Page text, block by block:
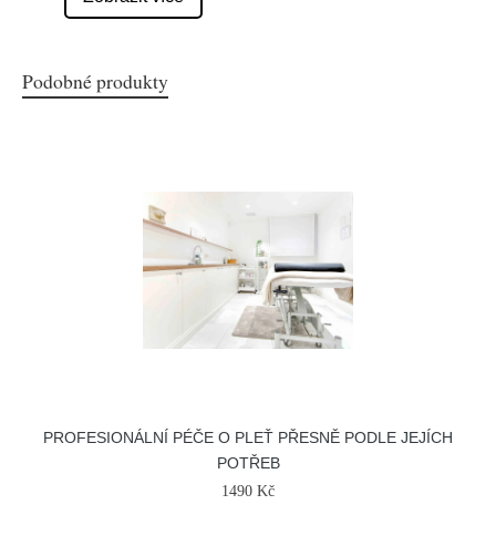
Podobné produkty
PROFESIONÁLNÍ PÉČE O PLEŤ PŘESNĚ PODLE JEJÍCH
POTŘEB
1490 Kč